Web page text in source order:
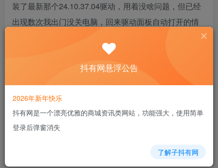
装了最新那个24.10.37.04驱动，用着没啥问题，但已经
出现数次我出门没关电脑，回来驱动面板自动打开的情
系统Win 11 23H2，以前的驱动从来没出现过这个情况
8人已评分
抖有网悬浮公告
2026年新年快乐
抖有网是一个漂亮优雅的商城资讯类网站，功能强大，使用简单
登录后弹窗消失
了解子抖有网